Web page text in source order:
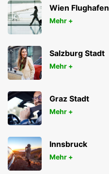
YEOSU - KOREA(SOUTH)
Wien Flughafen
Mehr +
Salzburg Stadt
Mehr +
Graz Stadt
Mehr +
Innsbruck
Mehr +